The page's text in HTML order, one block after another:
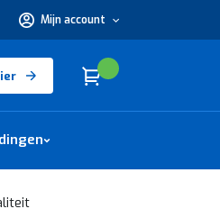
Mijn account
nodig?
Winkelwagen
Cart